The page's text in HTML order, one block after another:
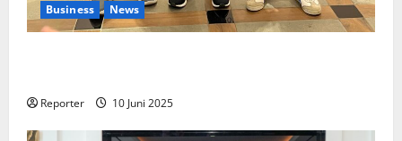
Business News
Reporter 10 Juni 2025